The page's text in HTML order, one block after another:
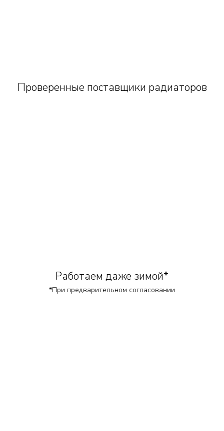
Проверенные поставщики радиаторов
Работаем даже зимой*
*При предварительном согласовании